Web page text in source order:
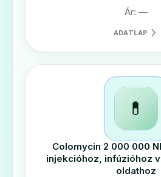
Ár: —
ADATLAP
💊
Colomycin 2 000 000
injekcióhoz, infúzióhoz
oldathoz